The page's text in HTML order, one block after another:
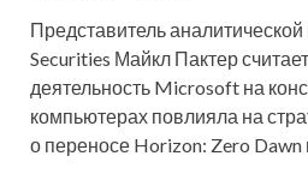
Представитель
Securities Майкл Пактер
деятельность Microsoft на
компьютерах повлияла на
о переносе Horizon: Zero